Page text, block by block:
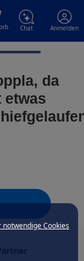
notwendige Cookies
Chat Anmelden
da
etwas